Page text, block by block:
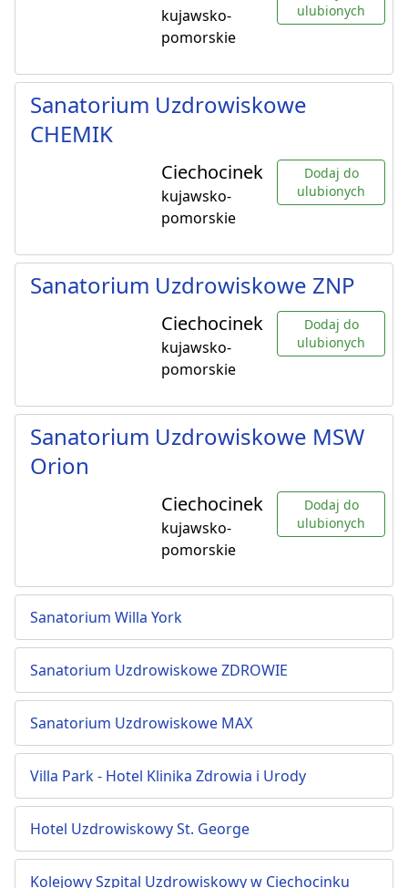
kujawsko-
pomorskie
ulubionych
Sanatorium Uzdrowiskowe
CHEMIK
Ciechocinek
kujawsko-
pomorskie
Dodaj do
ulubionych
Sanatorium Uzdrowiskowe ZNP
Ciechocinek
kujawsko-
pomorskie
Dodaj do
ulubionych
Sanatorium Uzdrowiskowe MSW
Orion
Ciechocinek
kujawsko-
pomorskie
Dodaj do
ulubionych
Sanatorium Willa York
Sanatorium Uzdrowiskowe ZDROWIE
Sanatorium Uzdrowiskowe MAX
Villa Park - Hotel Klinika Zdrowia i Urody
Hotel Uzdrowiskowy St. George
Kolejowy Szpital Uzdrowiskowy w Ciechocinku